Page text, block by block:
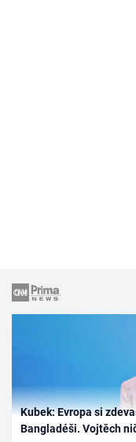
Kubek: Evropa si
Bangladéši. Vojtěch